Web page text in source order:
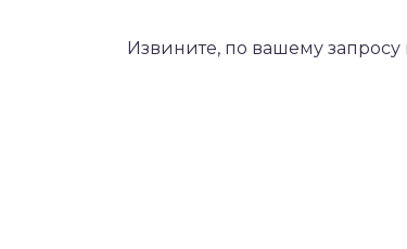
Извините, по вашему